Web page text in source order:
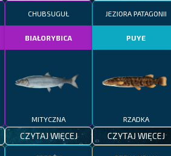
CHUBSUGUŁ
BIAŁORYBICA
MITYCZNA
CZYTAJ WIĘCEJ
JEZIORA PATAGONII
PUYE
RZADKA
CZYTAJ WIĘCEJ